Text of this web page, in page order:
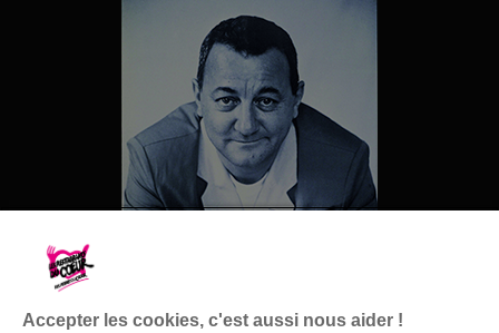
Accepter les cookies, c'est aussi nous aider !